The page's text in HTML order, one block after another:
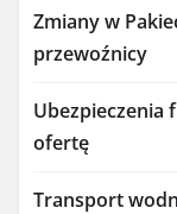
Zmiany w
przewoźnicy
Ubezpieczenia
ofertę
Transport